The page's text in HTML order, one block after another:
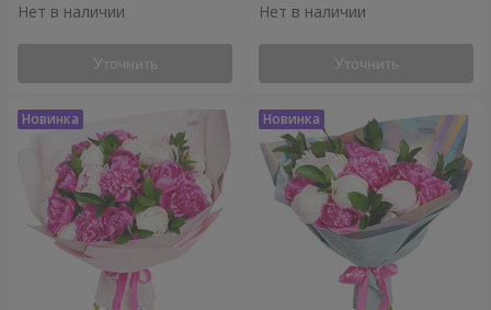
Нет в наличии
Уточнить
Нет в наличии
Уточнить